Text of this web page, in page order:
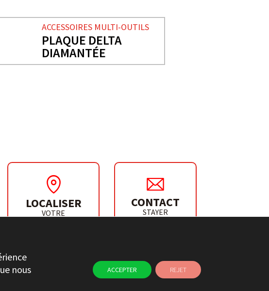
ACCESSOIRES MULTI-OUTILS
PLAQUE DELTA
DIAMANTÉE
LOCALISER
VOTRE
CONTACT
STAYER
ACTUALITÉS CONTACT
nous
ACCEPTER REJET